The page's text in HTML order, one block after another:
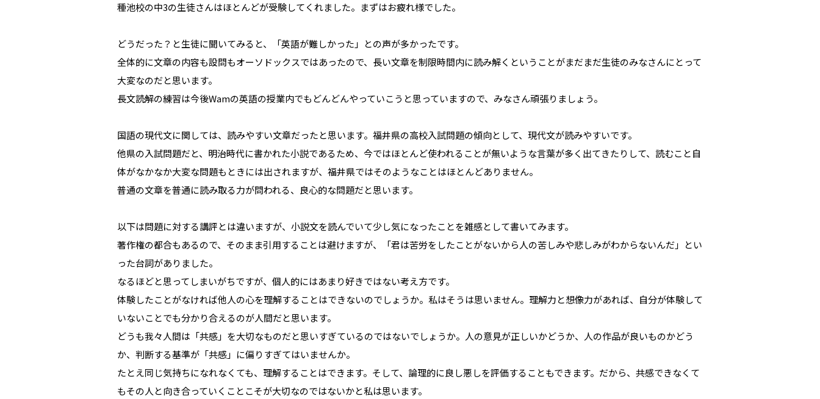
種池校の中3の生徒さんはほとんどが受験してくれました。まずはお疲れ様でした。
どうだった？と生徒に聞いてみると、「英語が難しかった」との声が多かったです。
全体的に文章の内容も設問もオーソドックスではあったので、長い文章を制限時間内に読み解くということがまだまだ生徒のみなさんにとって
大変なのだと思います。
長文読解の練習は今後Wamの英語の授業内でもどんどんやっていこうと思っていますので、みなさん頑張りましょう。
国語の現代文に関しては、読みやすい文章だったと思います。福井県の高校入試問題の傾向として、現代文が読みやすいです。
他県の入試問題だと、明治時代に書かれた小説であるため、今ではほとんど使われることが無いような言葉が多く出てきたりして、読むこと自
体がなかなか大変な問題もときには出されますが、福井県ではそのようなことはほとんどありません。
普通の文章を普通に読み取る力が問われる、良心的な問題だと思います。
以下は問題に対する講評とは違いますが、小説文を読んでいて少し気になったことを雑感として書いてみます。
著作権の都合もあるので、そのまま引用することは避けますが、「君は苦労をしたことがないから人の苦しみや悲しみがわからないんだ」とい
った台詞がありました。
なるほどと思ってしまいがちですが、個人的にはあまり好きではない考え方です。
体験したことがなければ他人の心を理解することはできないのでしょうか。私はそうは思いません。理解力と想像力があれば、自分が体験して
いないことでも分かり合えるのが人間だと思います。
どうも我々人間は「共感」を大切なものだと思いすぎているのではないでしょうか。人の意見が正しいかどうか、人の作品が良いものかどう
か、判断する基準が「共感」に偏りすぎてはいませんか。
たとえ同じ気持ちになれなくても、理解することはできます。そして、論理的に良し悪しを評価することもできます。だから、共感できなくて
もその人と向き合っていくことこそが大切なのではないかと私は思います。